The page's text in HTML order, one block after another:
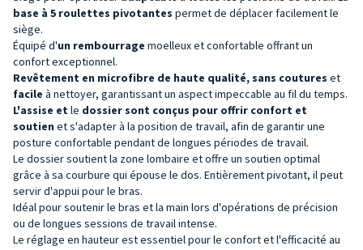
base à 5 roulettes pivotantes permet de déplacer facilement le
siège.
Équipé d'un rembourrage moelleux et confortable offrant un
confort exceptionnel.
Revêtement en microfibre de haute qualité, sans coutures et
facile à nettoyer, garantissant un aspect impeccable au fil du temps.
L'assise et le dossier sont conçus pour offrir confort et
soutien et s'adapter à la position de travail, afin de garantir une
posture confortable pendant de longues périodes de travail.
Le dossier soutient la zone lombaire et offre un soutien optimal
grâce à sa courbure qui épouse le dos. Entièrement pivotant, il peut
servir d'appui pour le bras.
Idéal pour soutenir le bras et la main lors d'opérations de précision
ou de longues sessions de travail intense.
Le réglage en hauteur est essentiel pour le confort et l'efficacité au